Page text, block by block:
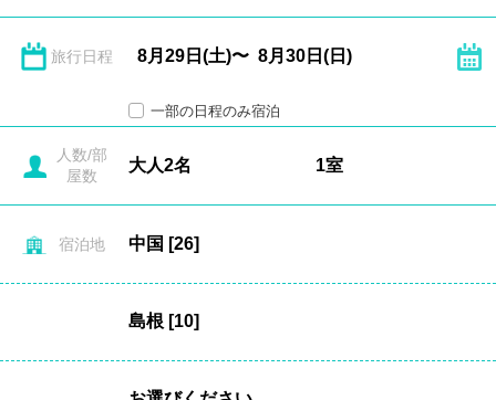
旅行日程
一部の日程のみ宿泊
人数/部
屋数
宿泊地